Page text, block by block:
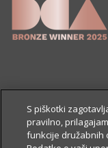
S piškotki
pravilno,
funkcije družabnih